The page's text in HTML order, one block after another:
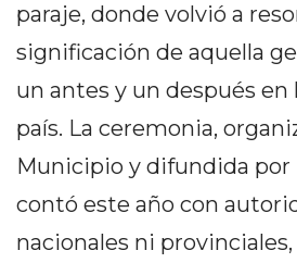
CÓMO RECIBIR PEDIDOS
DE COMIDA POR
WHATSAPP: LA GUÍA
DEFINITIVA PARA
RESTAURANTES Y
DELIVERIES
paraje, donde volvió a
significación de aquella
un antes y un después en
país. La ceremonia,
Municipio y difundida por
contó este año con
nacionales ni